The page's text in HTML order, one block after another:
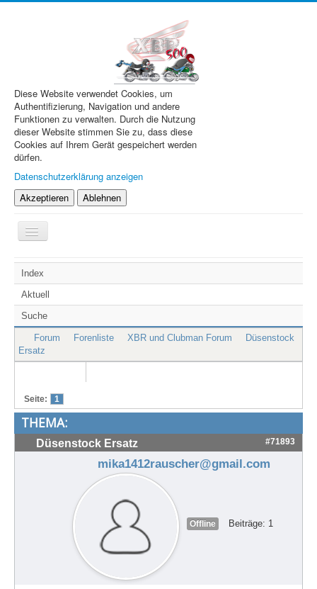
Diese Website verwendet Cookies, um
Authentifizierung, Navigation und andere
Funktionen zu verwalten. Durch die Nutzung
dieser Website stimmen Sie zu, dass diese
Cookies auf Ihrem Gerät gespeichert werden
dürfen.
Datenschutzerklärung anzeigen
Akzeptieren
Ablehnen
Navigation
an/aus
XBR.de
Technik
Forum
Treffen & Touren
Cafe-Ecke
Index
Aktuell
Suche
Forum Forenliste XBR und Clubman Forum
Düsenstock
Ersatz
Seite: 1
THEMA:
Düsenstock Ersatz #71893
mika1412rauscher@gmail.com
Offline Beiträge: 1